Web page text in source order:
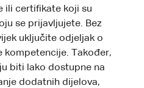
ili certifikate koji su
se prijavljujete. Bez
uključite odjeljak o
kompetencije. Također,
biti lako dostupne na
dodatnih dijelova,